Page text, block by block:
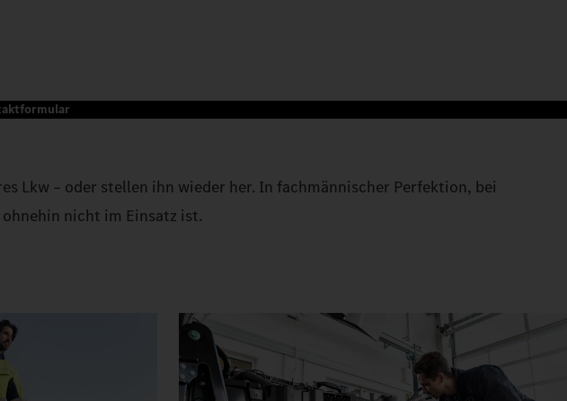
Lkw – oder stellen ihn wieder her. In fachmännischer Perfektion, bei
nicht im Einsatz ist.